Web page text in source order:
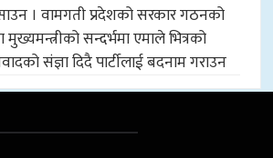
। वामगती प्रदेशको सरकार गठनको
सन्दर्भमा एमाले भित्रको
संज्ञा दिदै पार्टीलाई बदनाम गराउन